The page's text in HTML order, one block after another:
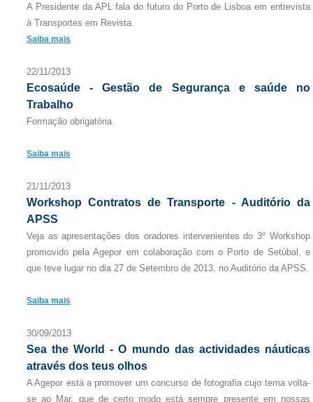
A Presidente da APL fala do futuro do Porto de Lisboa em entrevista
à Transportes em Revista.
Saiba mais
22/11/2013
Ecosaúde - Gestão de Segurança e saúde no
Trabalho
Formação obrigatória.
Saiba mais
21/11/2013
Workshop Contratos de Transporte - Auditório da
APSS
Veja as apresentações dos oradores intervenientes do 3º Workshop
promovido pela Agepor em colaboração com o Porto de Setúbal, e
que teve lugar no dia 27 de Setembro de 2013, no Auditório da APSS.
Saiba mais
30/09/2013
Sea the World - O mundo das actividades náuticas
através dos teus olhos
A Agepor está a promover um concurso de fotografia cujo tema volta-
se ao Mar, que de certo modo está sempre presente em nossas